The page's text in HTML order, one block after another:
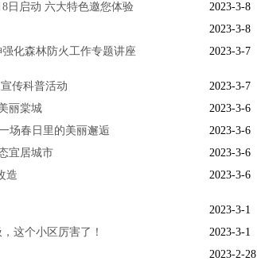
日启动 六大特色邀您体验
2023-3-8
2023-3-8
化森林防火工作专题讲座
2023-3-7
传科普活动
2023-3-7
丽棠城
2023-3-6
场春日里的美丽邂逅
2023-3-6
宜居城市
2023-3-6
造
2023-3-6
2023-3-1
这个小区厉害了！
2023-3-1
2023-2-28